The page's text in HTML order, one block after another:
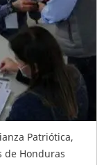
Patriótica,
de Honduras